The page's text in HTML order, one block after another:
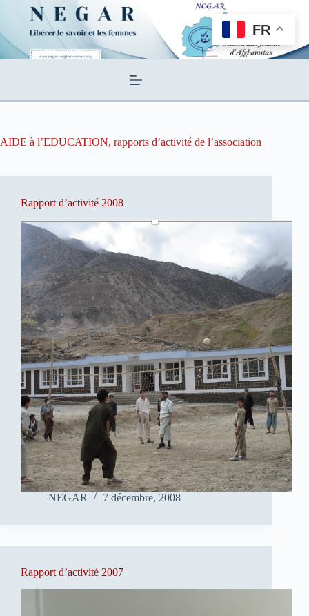
contenu
AIDE à l’EDUCATION, rapports d’activité de l’association
Rapport d’activité 2008
NEGAR 7 décembre, 2008
Rapport d’activité 2007
FR